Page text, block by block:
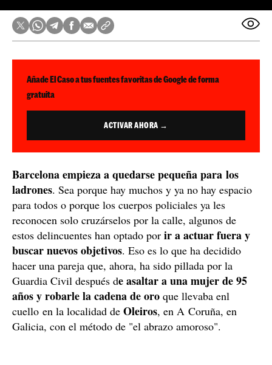
Añade El Caso a tus fuentes favoritas de Google de forma
gratuita
ACTIVAR AHORA →
Barcelona empieza a quedarse pequeña para los
ladrones. Sea porque hay muchos y ya no hay espacio
para todos o porque los cuerpos policiales ya les
reconocen solo cruzárselos por la calle, algunos de
estos delincuentes han optado por ir a actuar fuera y
buscar nuevos objetivos. Eso es lo que ha decidido
hacer una pareja que, ahora, ha sido pillada por la
Guardia Civil después de asaltar a una mujer de 95
años y robarle la cadena de oro que llevaba enl
cuello en la localidad de Oleiros, en A Coruña, en
Galicia, con el método de "el abrazo amoroso".